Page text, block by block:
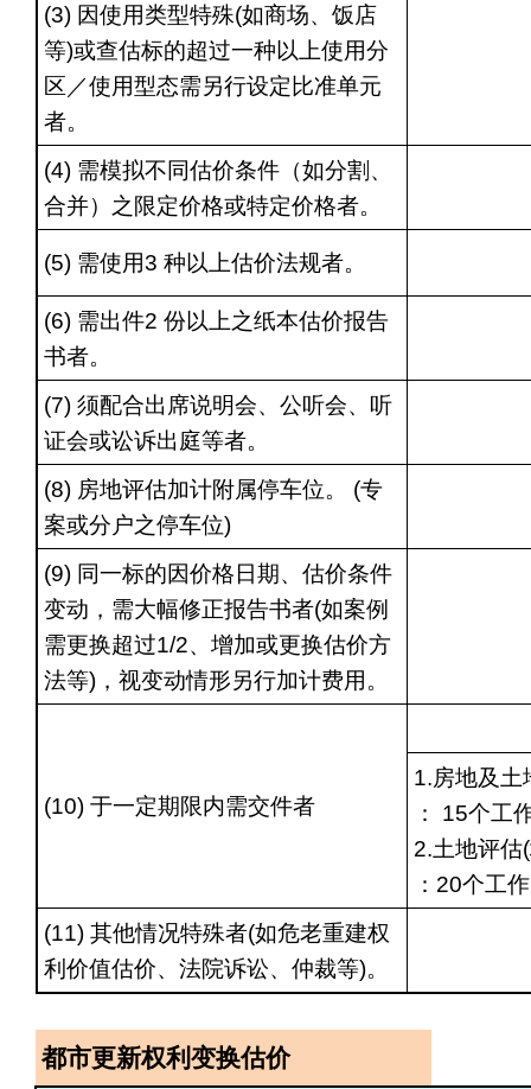
(3) 因使用类型特殊(如商场、饭店
等)或查估标的超过一种以上使用分
区／使用型态需另行设定比准单元
者。
(4) 需模拟不同估价条件（如分割、
合并）之限定价格或特定价格者。
(5) 需使用3 种以上估价法规者。
(6) 需出件2 份以上之纸本估价报告
书者。
(7) 须配合出席说明会、公听会、听
证会或讼诉出庭等者。
(8) 房地评估加计附属停车位。 (专
案或分户之停车位)
(9) 同一标的因价格日期、估价条件
变动，需大幅修正报告书者(如案例
需更换超过1/2、增加或更换估价方
法等)，视变动情形另行加计费用。
(10) 于一定期限内需交件者
1.房地及土
：
15个工
2.土地评估
：20个工
(11) 其他情况特殊者(如危老重建权
利价值估价、法院诉讼、仲裁等)。
都市更新权利变换估价